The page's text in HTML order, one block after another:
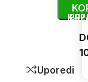
Uporedi